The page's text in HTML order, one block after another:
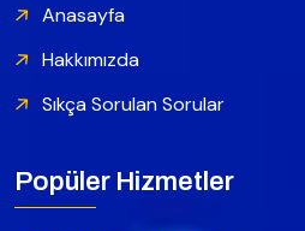
Anasayfa
Hakkımızda
Sıkça Sorulan Sorular
Popüler Hizmetler